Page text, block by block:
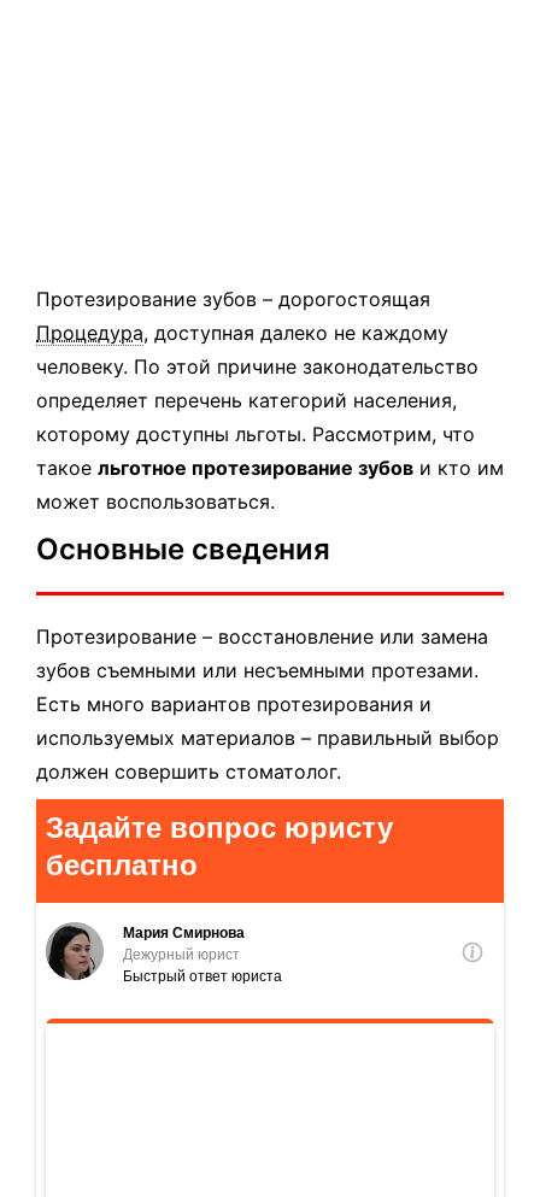
Протезирование зубов – дорогостоящая
Процедура, доступная далеко не каждому
человеку. По этой причине законодательство
определяет перечень категорий населения,
которому доступны льготы. Рассмотрим, что
такое льготное протезирование зубов и кто им
может воспользоваться.
Основные сведения
Протезирование – восстановление или замена
зубов съемными или несъемными протезами.
Есть много вариантов протезирования и
используемых материалов – правильный выбор
должен совершить стоматолог.